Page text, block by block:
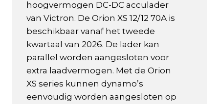
hoogvermogen DC-DC acculader
van Victron. De Orion XS 12/12 70A is
beschikbaar vanaf het tweede
kwartaal van 2026. De lader kan
parallel worden aangesloten voor
extra laadvermogen. Met de Orion
XS series kunnen dynamo’s
eenvoudig worden aangesloten op